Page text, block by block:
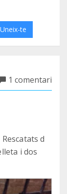
Uneix-te
1 comentari
d
i dos